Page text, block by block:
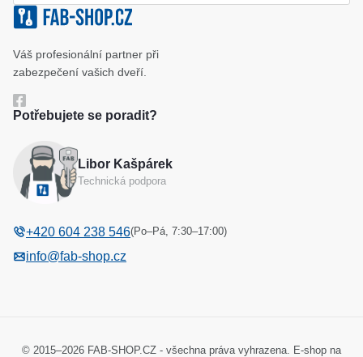
Klíčové systémy
Katalog
Cookies a podmínky používání
Ochrana osobních údajů
Odstoupení od kupní smlouvy
Váš profesionální partner při
zabezpečení vašich dveří.
Potřebujete se poradit?
Libor Kašpárek
Technická podpora
+420 604 238 546(Po–Pá, 7:30–17:00)
info@fab-shop.cz
© 2015–2026 FAB-SHOP.CZ - všechna práva vyhrazena. E-shop na